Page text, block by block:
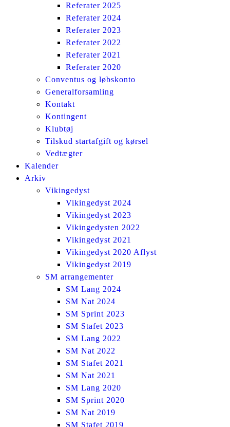
Referater 2025
Referater 2024
Referater 2023
Referater 2022
Referater 2021
Referater 2020
Conventus og løbskonto
Generalforsamling
Kontakt
Kontingent
Klubtøj
Tilskud startafgift og kørsel
Vedtægter
Kalender
Arkiv
Vikingedyst
Vikingedyst 2024
Vikingedyst 2023
Vikingedysten 2022
Vikingedyst 2021
Vikingedyst 2020 Aflyst
Vikingedyst 2019
SM arrangementer
SM Lang 2024
SM Nat 2024
SM Sprint 2023
SM Stafet 2023
SM Lang 2022
SM Nat 2022
SM Stafet 2021
SM Nat 2021
SM Lang 2020
SM Sprint 2020
SM Nat 2019
SM Stafet 2019